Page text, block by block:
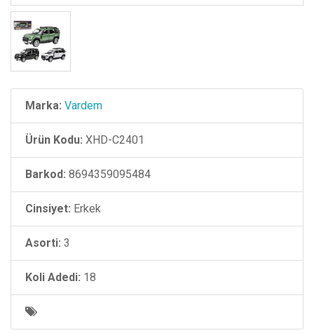
Marka: Vardem
Ürün Kodu: XHD-C2401
Barkod: 8694359095484
Cinsiyet: Erkek
Asorti: 3
Koli Adedi: 18